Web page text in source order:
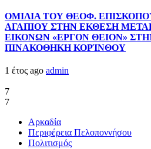
ΟΜΙΛΙΑ ΤΟΥ ΘΕΟΦ.
ΑΓΑΠΙΟΥ ΣΤΗΝ ΕΚΘΕΣΗ
ΕΙΚΟΝΩΝ «ΕΡΓΟΝ ΘΕΙΟΝ»
ΠΙΝΑΚΟΘΗΚΗ ΚΟΡΊΝΘΟΥ
1 έτος ago admin
7
7
Αρκαδία
Περιφέρεια Πελοποννήσου
Πολιτισμός